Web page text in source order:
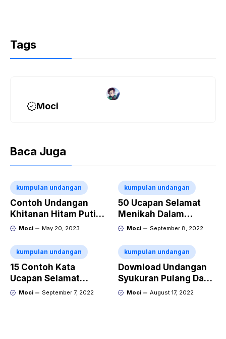
Tags
Moci
Baca Juga
kumpulan undangan
Contoh Undangan
Khitanan Hitam Putih
Simple Bisa Edit
Moci May 20, 2023
kumpulan undangan
50 Ucapan Selamat
Menikah Dalam
Bahasa Korea Dan
Moci September 8, 2022
kumpulan undangan
15 Contoh Kata
Ucapan Selamat
Menikah Dalam
Moci September 7, 2022
kumpulan undangan
Download Undangan
Syukuran Pulang Dan
Pergi Umroh Doc
Moci August 17, 2022